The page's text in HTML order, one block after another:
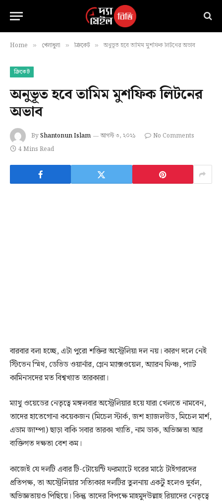
Home » খেলাধুলা » ক্রিকেট » অনুভূত হবে তামিম মুশফিক লিটনের অভাব
ক্রিকেট
অনুভূত হবে তামিম মুশফিক লিটনের
অভাব
ByShantonun Islam আগস্ট ৩, ২০২১
No Comments
4 Mins Read
বারবার বলা হচ্ছে, এটা পুরো শক্তির অস্ট্রেলিয়া দল নয়। কারণ দলে নেই
স্টিভেন স্মিথ, ডেভিড ওয়ার্নার, গ্লেন ম্যাক্সওয়েল, অ্যারন ফিঞ্চ, প্যাট
কামিনসদের মত বিশ্বখ্যাত তারকারা।
ম্যাথু ওয়েডের নেতৃত্বে মঙ্গলবার অস্ট্রেলিয়ার হয়ে যারা খেলতে নামবেন,
তাদের হাতেগোনা কয়েকজন (মিচেল স্টার্ক, জশ হ্যাজলউড, মিচেল মার্শ,
এডাম জাম্পা) ছাড়া বাকি সবার তারকা খ্যাতি, নাম ডাক, অভিজ্ঞতা আর
ব্যক্তিগত দক্ষতা বেশ কম।
কাজেই যে দলটি এবার টি-টোয়েন্টি ফরম্যাটে ঘরের মাঠে টাইগারদের
প্রতিপক্ষ, তা অস্ট্রেলিয়ার সত্যিকার দলটির তুলনায় একটু হলেও দুর্বল,
অভিজ্ঞতায়ও পিছিয়ে। কিন্তু তাদের বিপক্ষে মাহমুদউল্লাহ রিয়াদের নেতৃত্বে